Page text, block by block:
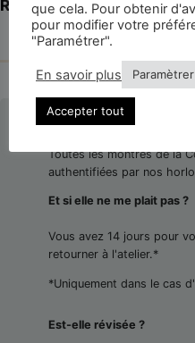
Révisée et garantie 3 ans
La montre est-elle
Toutes les montres de la
authentifiées par nos
Et si elle ne me plait pas ?
Vous avez 14 jours pour
retourner à l'atelier.*
*Uniquement dans le cas
Est-elle révisée ?
que cela. Pour obtenir
pour modifier votre
"Paramétrer".
En savoir plus Paramètrer
Accepter tout